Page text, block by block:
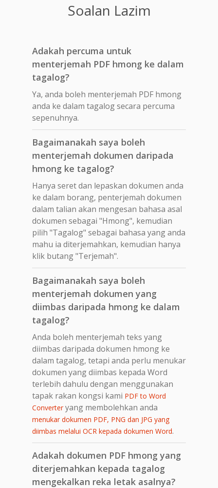
Soalan Lazim
Adakah percuma untuk
menterjemah PDF hmong ke dalam
tagalog?
Ya, anda boleh menterjemah PDF hmong
anda ke dalam tagalog secara percuma
sepenuhnya.
Bagaimanakah saya boleh
menterjemah dokumen daripada
hmong ke tagalog?
Hanya seret dan lepaskan dokumen anda
ke dalam borang, penterjemah dokumen
dalam talian akan mengesan bahasa asal
dokumen sebagai "Hmong", kemudian
pilih "Tagalog" sebagai bahasa yang anda
mahu ia diterjemahkan, kemudian hanya
klik butang "Terjemah".
Bagaimanakah saya boleh
menterjemah dokumen yang
diimbas daripada hmong ke dalam
tagalog?
Anda boleh menterjemah teks yang
diimbas daripada dokumen hmong ke
dalam tagalog, tetapi anda perlu menukar
dokumen yang diimbas kepada Word
terlebih dahulu dengan menggunakan
tapak rakan kongsi kami PDF to Word
Converteryang membolehkan anda
menukar dokumen PDF, PNG dan JPG yang
diimbas melalui OCR kepada dokumen Word.
Adakah dokumen PDF hmong yang
diterjemahkan kepada tagalog
mengekalkan reka letak asalnya?